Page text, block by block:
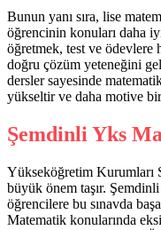
Bunun yanı sıra, lise
öğrencinin konuları daha
öğretmek, test ve ödevlere
doğru çözüm yeteneğini
dersler sayesinde
yükseltir ve daha motive
Şemdinli Yks
Yükseköğretim Kurumları
büyük önem taşır.
öğrencilere bu sınavda
Matematik konularında